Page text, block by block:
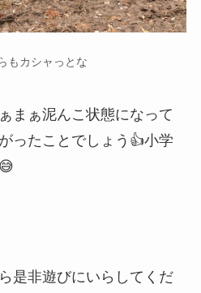
もカシャっとな
まぁ泥んこ状態になって
ったことでしょう👍小学
是非遊びにいらしてくだ